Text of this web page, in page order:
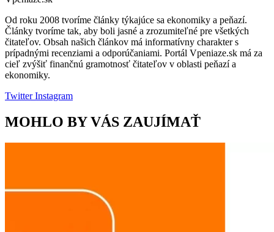
Od roku 2008 tvoríme články týkajúce sa ekonomiky a peňazí.
Články tvoríme tak, aby boli jasné a zrozumiteľné pre všetkých
čitateľov. Obsah našich článkov má informatívny charakter s
prípadnými recenziami a odporúčaniami. Portál Vpeniaze.sk má za
cieľ zvýšiť finančnú gramotnosť čitateľov v oblasti peňazí a
ekonomiky.
TwitterInstagram
MOHLO BY VÁS ZAUJÍMAŤ